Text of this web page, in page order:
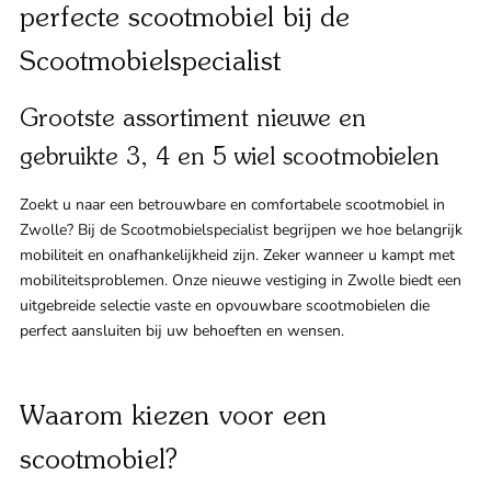
perfecte scootmobiel bij de
Scootmobielspecialist
Grootste assortiment nieuwe en
gebruikte 3, 4 en 5 wiel scootmobielen
Zoekt u naar een betrouwbare en comfortabele scootmobiel in
Zwolle? Bij de Scootmobielspecialist begrijpen we hoe belangrijk
mobiliteit en onafhankelijkheid zijn. Zeker wanneer u kampt met
mobiliteitsproblemen. Onze nieuwe vestiging in Zwolle biedt een
uitgebreide selectie vaste en opvouwbare scootmobielen die
perfect aansluiten bij uw behoeften en wensen.
Waarom kiezen voor een
scootmobiel?